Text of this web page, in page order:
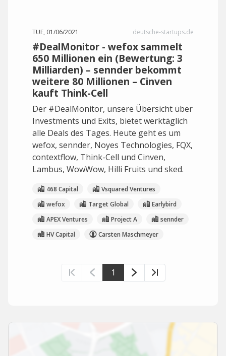
TUE, 01/06/2021 deutsche-startups.de
#DealMonitor - wefox sammelt
650 Millionen ein (Bewertung: 3
Milliarden) – sennder bekommt
weitere 80 Millionen – Cinven
kauft Think-Cell
Der #DealMonitor, unsere Übersicht über
Investments und Exits, bietet werktäglich
alle Deals des Tages. Heute geht es um
wefox, sennder, Noyes Technologies, FQX,
contextflow, Think-Cell und Cinven,
Lambus, WowWow, Hilli Fruits und sked.
468 Capital
Vsquared Ventures
wefox
Target Global
Earlybird
APEX Ventures
Project A
sennder
HV Capital
Carsten Maschmeyer
1